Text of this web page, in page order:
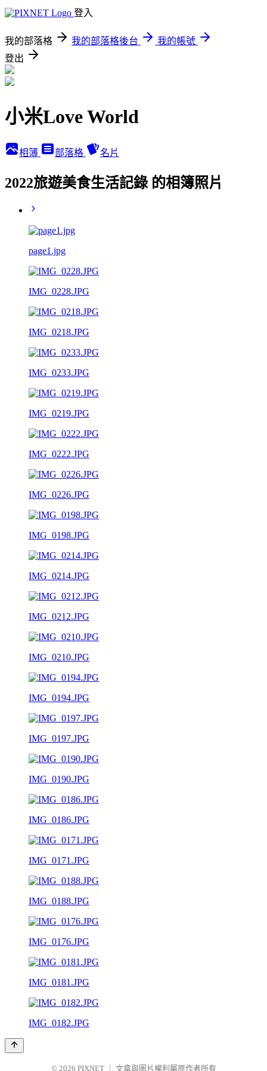
登入
我的部落格 我的部落格後台
我的帳號
登出
小米Love World
相簿 部落格 名片
2022旅遊美食生活記錄 的相簿照片
page1.jpg
IMG_0228.JPG
IMG_0218.JPG
IMG_0233.JPG
IMG_0219.JPG
IMG_0222.JPG
IMG_0226.JPG
IMG_0198.JPG
IMG_0214.JPG
IMG_0212.JPG
IMG_0210.JPG
IMG_0194.JPG
IMG_0197.JPG
IMG_0190.JPG
IMG_0186.JPG
IMG_0171.JPG
IMG_0188.JPG
IMG_0176.JPG
IMG_0181.JPG
IMG_0182.JPG
© 2026 PIXNET 文章與圖片權利屬原作者所有